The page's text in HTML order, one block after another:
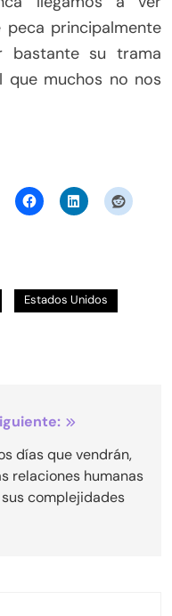
principalmente
bastante su trama
que muchos no nos
Estados Unidos
días que vendrán,
relaciones humanas
complejidades